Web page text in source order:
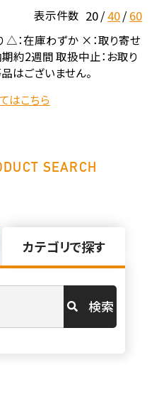
表示件数 20 40 60
△：在庫わずか ×：取り寄せ
約2週間 取扱中止：お取り
はございません。
はこちら
SEARCH
カテゴリで探す
検索